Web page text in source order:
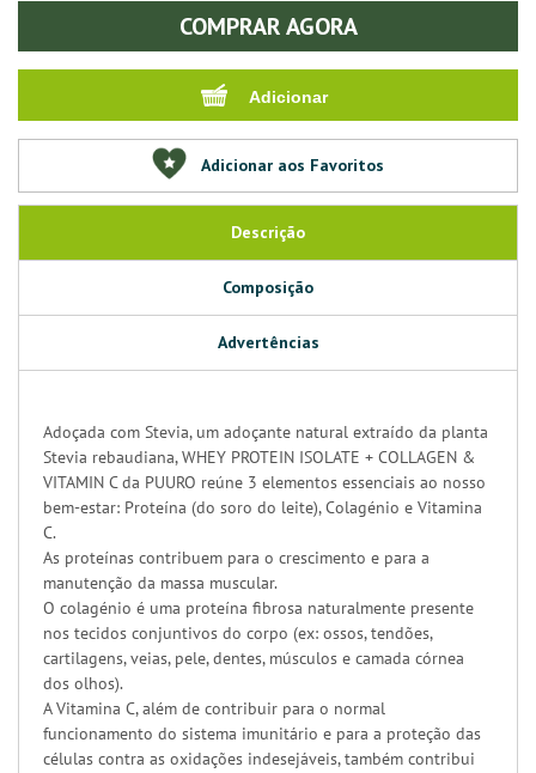
COMPRAR AGORA
Adicionar aos Favoritos
Descrição
Composição
Advertências
Adoçada com Stevia, um adoçante natural extraído da planta
Stevia rebaudiana, WHEY PROTEIN ISOLATE + COLLAGEN &
VITAMIN C da PUURO reúne 3 elementos essenciais ao nosso
bem-estar: Proteína (do soro do leite), Colagénio e Vitamina
C.
As proteínas contribuem para o crescimento e para a
manutenção da massa muscular.
O colagénio é uma proteína fibrosa naturalmente presente
nos tecidos conjuntivos do corpo (ex: ossos, tendões,
cartilagens, veias, pele, dentes, músculos e camada córnea
dos olhos).
A Vitamina C, além de contribuir para o normal
funcionamento do sistema imunitário e para a proteção das
células contra as oxidações indesejáveis, também contribui